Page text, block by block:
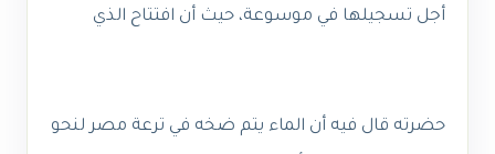
أجل تسجيلها في موسوعة، حيث أن افتتاح الذي
حضرته قال فيه أن الماء يتم ضخه في ترعة مصر لنحو